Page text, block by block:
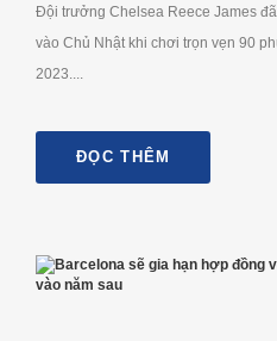
Đội trưởng Chelsea Reece James
vào Chủ Nhật khi chơi trọn vẹn 90
2023....
ĐỌC THÊM